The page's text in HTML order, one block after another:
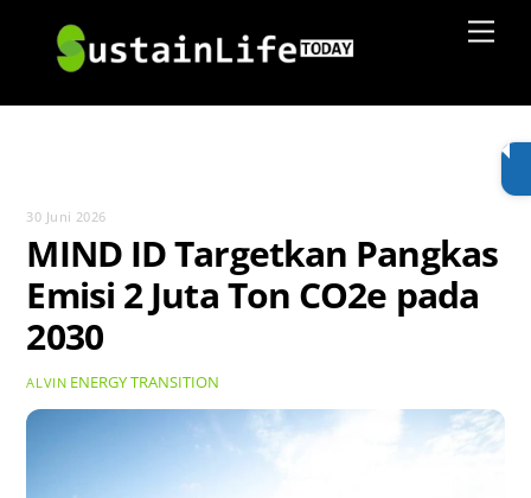
content
30 Juni 2026
MIND ID Targetkan Pangkas
Emisi 2 Juta Ton CO2e pada
2030
ALVIN ENERGY TRANSITION